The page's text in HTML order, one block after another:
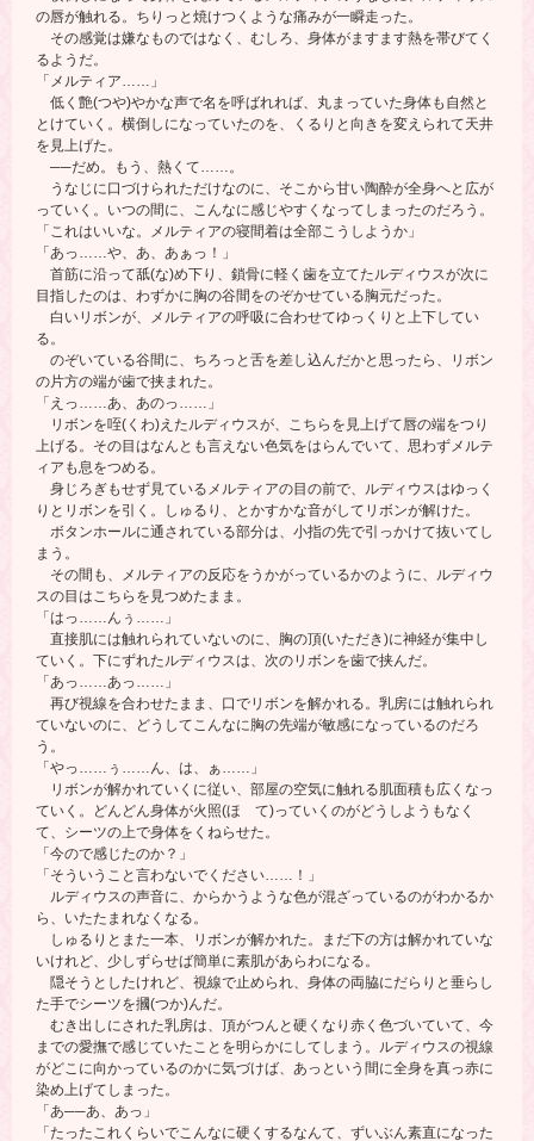
の唇が触れる。ちりっと焼けつくような痛みが一瞬走った。
その感覚は嫌なものではなく、むしろ、身体がますます熱を帯びてく
るようだ。
「メルティア……」
低く艶(つや)やかな声で名を呼ばれれば、丸まっていた身体も自然と
とけていく。横倒しになっていたのを、くるりと向きを変えられて天井
を見上げた。
──だめ。もう、熱くて……。
うなじに口づけられただけなのに、そこから甘い陶酔が全身へと広が
っていく。いつの間に、こんなに感じやすくなってしまったのだろう。
「これはいいな。メルティアの寝間着は全部こうしようか」
「あっ……や、あ、あぁっ！」
首筋に沿って舐(な)め下り、鎖骨に軽く歯を立てたルディウスが次に
目指したのは、わずかに胸の谷間をのぞかせている胸元だった。
白いリボンが、メルティアの呼吸に合わせてゆっくりと上下してい
る。
のぞいている谷間に、ちろっと舌を差し込んだかと思ったら、リボン
の片方の端が歯で挟まれた。
「えっ……あ、あのっ……」
リボンを咥(くわ)えたルディウスが、こちらを見上げて唇の端をつり
上げる。その目はなんとも言えない色気をはらんでいて、思わずメルテ
ィアも息をつめる。
身じろぎもせず見ているメルティアの目の前で、ルディウスはゆっく
りとリボンを引く。しゅるり、とかすかな音がしてリボンが解けた。
ボタンホールに通されている部分は、小指の先で引っかけて抜いてし
まう。
その間も、メルティアの反応をうかがっているかのように、ルディウ
スの目はこちらを見つめたまま。
「はっ……んぅ……」
直接肌には触れられていないのに、胸の頂(いただき)に神経が集中し
ていく。下にずれたルディウスは、次のリボンを歯で挟んだ。
「あっ……あっ……」
再び視線を合わせたまま、口でリボンを解かれる。乳房には触れられ
ていないのに、どうしてこんなに胸の先端が敏感になっているのだろ
う。
「やっ……ぅ……ん、は、ぁ……」
リボンが解かれていくに従い、部屋の空気に触れる肌面積も広くなっ
ていく。どんどん身体が火照(ほ て)っていくのがどうしようもなく
て、シーツの上で身体をくねらせた。
「今ので感じたのか？」
「そういうこと言わないでください……！」
ルディウスの声音に、からかうような色が混ざっているのがわかるか
ら、いたたまれなくなる。
しゅるりとまた一本、リボンが解かれた。まだ下の方は解かれていな
いけれど、少しずらせば簡単に素肌があらわになる。
隠そうとしたけれど、視線で止められ、身体の両脇にだらりと垂らし
た手でシーツを摑(つか)んだ。
むき出しにされた乳房は、頂がつんと硬くなり赤く色づいていて、今
までの愛撫で感じていたことを明らかにしてしまう。ルディウスの視線
がどこに向かっているのかに気づけば、あっという間に全身を真っ赤に
染め上げてしまった。
「あ──あ、あっ」
「たったこれくらいでこんなに硬くするなんて、ずいぶん素直になった